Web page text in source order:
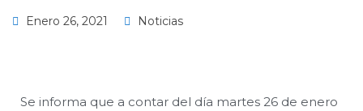
Enero 26, 2021 Noticias
Se informa que a contar del día martes 26 de enero